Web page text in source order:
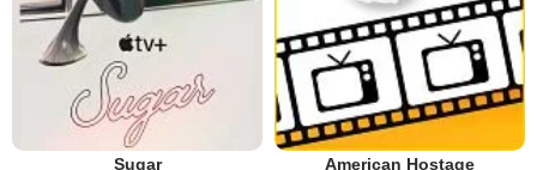
Sugar American Hostage